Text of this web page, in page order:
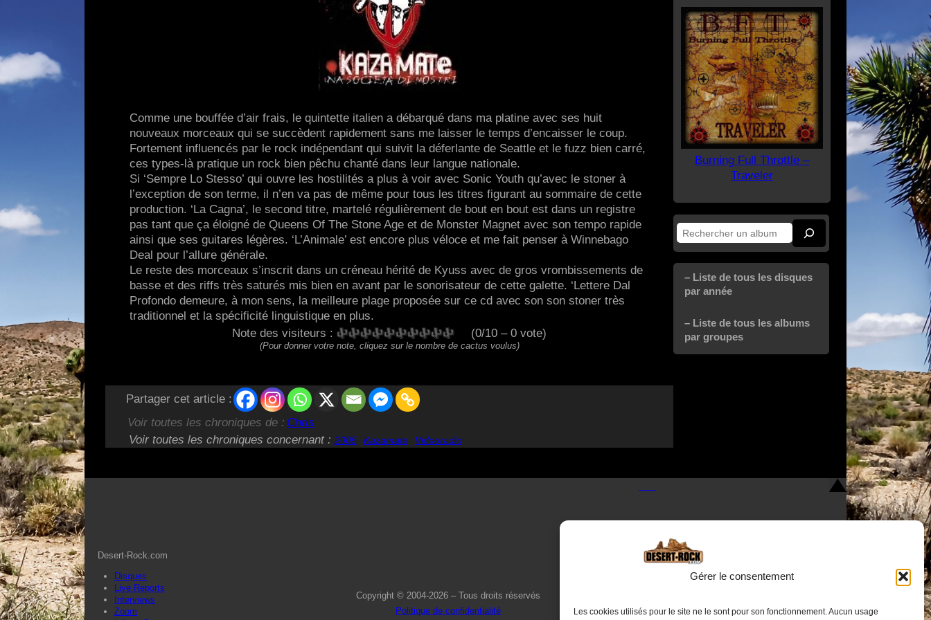
Gérer le consentement
Les cookies utilisés pour le site ne le sont pour son fonctionnement. Aucun usage
Comme une bouffée d’air frais, le quintette italien a débarqué dans ma platine avec ses huit
nouveaux morceaux qui se succèdent rapidement sans me laisser le temps d’encaisser le coup.
Fortement influencés par le rock indépendant qui suivit la déferlante de Seattle et le fuzz bien carré,
ces types-là pratique un rock bien pêchu chanté dans leur langue nationale.
Si ‘Sempre Lo Stesso’ qui ouvre les hostilités a plus à voir avec Sonic Youth qu’avec le stoner à
l’exception de son terme, il n’en va pas de même pour tous les titres figurant au sommaire de cette
production. ‘La Cagna’, le second titre, martelé régulièrement de bout en bout est dans un registre
pas tant que ça éloigné de Queens Of The Stone Age et de Monster Magnet avec son tempo rapide
ainsi que ses guitares légères. ‘L’Animale’ est encore plus véloce et me fait penser à Winnebago
Deal pour l’allure générale.
Le reste des morceaux s’inscrit dans un créneau hérité de Kyuss avec de gros vrombissements de
basse et des riffs très saturés mis bien en avant par le sonorisateur de cette galette. ‘Lettere Dal
Profondo demeure, à mon sens, la meilleure plage proposée sur ce cd avec son son stoner très
traditionnel et la spécificité linguistique en plus.
Note des visiteurs :
(0/10 – 0 vote)
(Pour donner votre note, cliquez sur le nombre de cactus voulus)
Partager cet article :
Voir toutes les chroniques de : Chris
Voir toutes les chroniques concernant : 2005 Kazamate Videoradio
Burning Full Throttle –
Traveler
Rechercher
– Liste de tous les disques
par année
– Liste de tous les albums
par groupes
Desert-Rock.com
Disques
Live Reports
Interviews
Zoom
Copyright © 2004-2026 – Tous droits réservés
Politique de confidentialité